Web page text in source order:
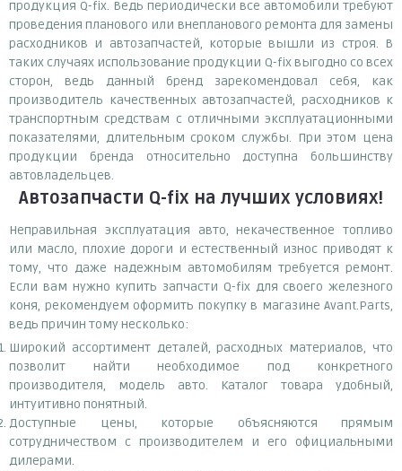
продукция Q-fix. Ведь периодически все автомобили требуют
проведения планового или внепланового ремонта для замены
расходников и автозапчастей, которые вышли из строя. В
таких случаях использование продукции Q-fix выгодно со всех
сторон, ведь данный бренд зарекомендовал себя, как
производитель качественных автозапчастей, расходников к
транспортным средствам с отличными эксплуатационными
показателями, длительным сроком службы. При этом цена
продукции бренда относительно доступна большинству
автовладельцев.
Автозапчасти Q-fix на лучших условиях!
Неправильная эксплуатация авто, некачественное топливо
или масло, плохие дороги и естественный износ приводят к
тому, что даже надежным автомобилям требуется ремонт.
Если вам нужно купить запчасти Q-fix для своего железного
коня, рекомендуем оформить покупку в магазине Avant.Parts,
ведь причин тому несколько:
Широкий ассортимент деталей, расходных материалов, что
позволит найти необходимое под конкретного
производителя, модель авто. Каталог товара удобный,
интуитивно понятный.
Доступные цены, которые объясняются прямым
сотрудничеством с производителем и его официальными
дилерами.